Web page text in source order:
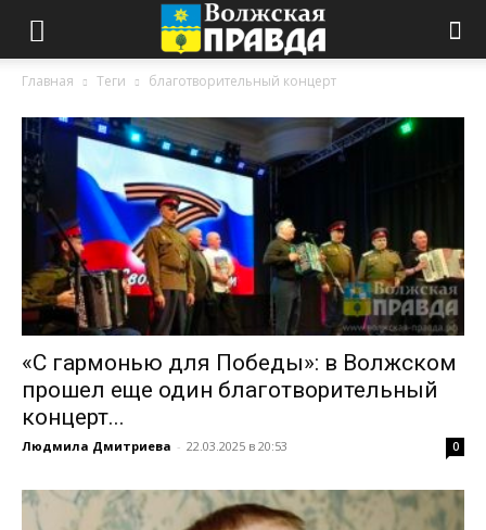
Главная Теги благотворительный концерт
«С гармонью для Победы»: в Волжском
прошел еще один благотворительный
концерт...
Людмила Дмитриева - 22.03.2025 в 20:53 0